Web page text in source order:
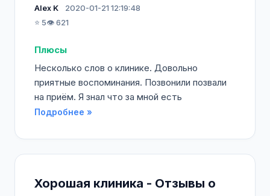
Alex K
2020-01-21 12:19:48
⭐ 5👁️ 621
Плюсы
Несколько слов о клинике. Довольно
приятные воспоминания. Позвонили позвали
на приём. Я знал что за мной есть
Подробнее »
Хорошая клиника - Отзывы о